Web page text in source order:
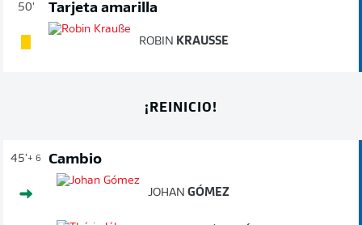
50' Tarjeta amarilla
ROBIN KRAUSSE
¡REINICIO!
45'+ 6 Cambio
JOHAN GÓMEZ